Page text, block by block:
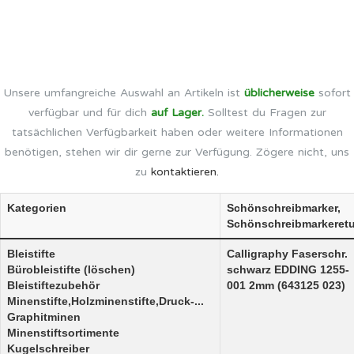
Unsere umfangreiche Auswahl an Artikeln ist üblicherweise sofort
verfügbar und für dich auf Lager.Solltest du Fragen zur
tatsächlichen Verfügbarkeit haben oder weitere Informationen
benötigen, stehen wir dir gerne zur Verfügung. Zögere nicht, uns
zu kontaktieren.
Kategorien
Schönschreibmarker,
Bleistifte
Bürobleistifte (löschen)
Bleistiftezubehör
Minenstifte,Holzminenstifte,Druck-...
Graphitminen
Minenstiftsortimente
Kugelschreiber
Calligraphy Faserschr.
schwarz EDDING 1255-
001 2mm (643125 023)